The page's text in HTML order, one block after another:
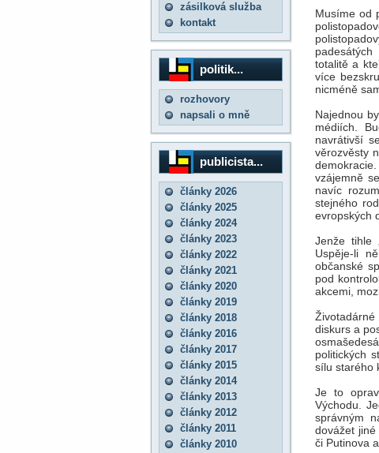
zásilková služba
kontakt
politik...
rozhovory
napsali o mně
publicista...
články 2026
články 2025
články 2024
články 2023
články 2022
články 2021
články 2020
články 2019
články 2018
články 2016
články 2017
články 2015
články 2014
články 2013
články 2012
články 2011
články 2010
Musíme od
totalitě a
více
nicméně
Najednou
médiích.
navrátivší
věrozvěsty
vzájemně
navíc
stejného
evropských
Jenže tihle
Uspěje-li
občanské
pod
akcemi,
diskurs a
politických
sílu starého
Je to
Východu.
správným
dovážet
či Putinova